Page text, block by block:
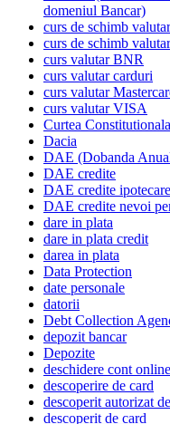
domeniul Bancar)
curs de schimb valutar
curs de schimb
curs valutar BNR
curs valutar carduri
curs valutar
curs valutar VISA
Curtea Constitutionala
Dacia
DAE (Dobanda
DAE credite
DAE credite ipotecare
DAE credite nevoi
dare in plata
dare in plata credit
darea in plata
Data Protection
date personale
datorii
Debt Collection
depozit bancar
Depozite
deschidere cont online
descoperire de card
descoperit autorizat
descoperit de card